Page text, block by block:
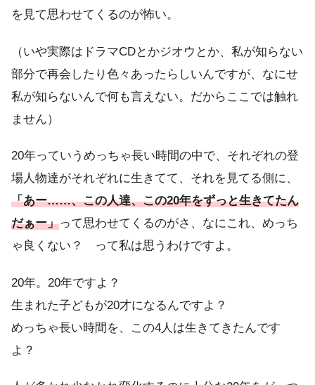
を見て思わせてくるのが怖い。
（いや実際はドラマCDとかジオウとか、私が知らない
部分で再会したり色々あったらしいんですが、なにせ
私が知らないんで何も言えない。だからここでは触れ
ません）
20年っていうめっちゃ長い時間の中で、それぞれの登
場人物達がそれぞれに生きてて、それを見てる側に、
「あー……、この人達、この20年をずっと生きてたん
だぁー」って思わせてくるのがさ、なにこれ、めっち
ゃ良くない？ って私は思うわけですよ。
20年。20年ですよ？
生まれた子どもが20才になるんですよ？
めっちゃ長い時間を、この4人は生きてきたんです
よ？